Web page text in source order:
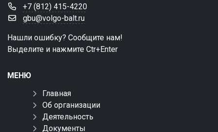
+7 (812) 415-4220
gbu@volgo-balt.ru
Нашли ошибку? Сообщите нам!
Выделите и нажмите Ctr+Enter
МЕНЮ
Главная
Об организации
Деятельность
Документы